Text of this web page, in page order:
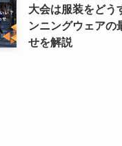
大会は服装をどう
ンニングウェアの
せを解説